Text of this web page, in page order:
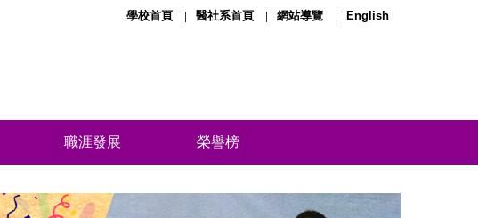
學校首頁 醫社系首頁 網站導覽 English
職涯發展 榮譽榜